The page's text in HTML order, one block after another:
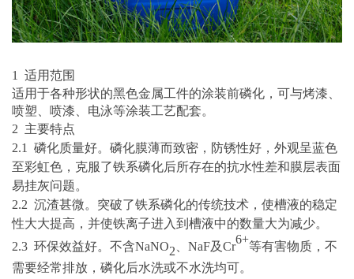
1 适用范围
适用于各种形状的黑色金属工件的涂装前磷化，可与烤漆、
喷塑、喷漆、电泳等涂装工艺配套。
2 主要特点
2.1 磷化质量好。磷化膜薄而致密，防锈性好，外观呈蓝色
至彩虹色，克服了铁系磷化后所存在的抗水性差和膜层表面
易挂灰问题。
2.2 沉渣甚微。突破了铁系磷化的传统技术，使槽液的稳定
性大大提高，并使铁离子进入到槽液中的数量大为减少。
2.3 环保效益好。不含NaNO2 NaF及Cr
6+
等有害物质，不
需要经常排放，磷化后水洗或不水洗均可。